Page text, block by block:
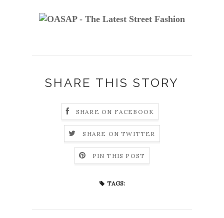
SHARE THIS STORY
SHARE ON FACEBOOK
SHARE ON TWITTER
PIN THIS POST
TAGS: